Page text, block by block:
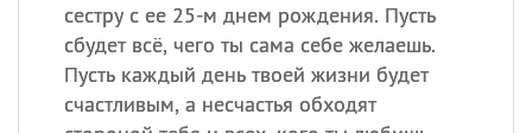
сестру с ее 25-м днем рождения. Пусть
сбудет всё, чего ты сама себе желаешь.
Пусть каждый день твоей жизни будет
счастливым, а несчастья обходят